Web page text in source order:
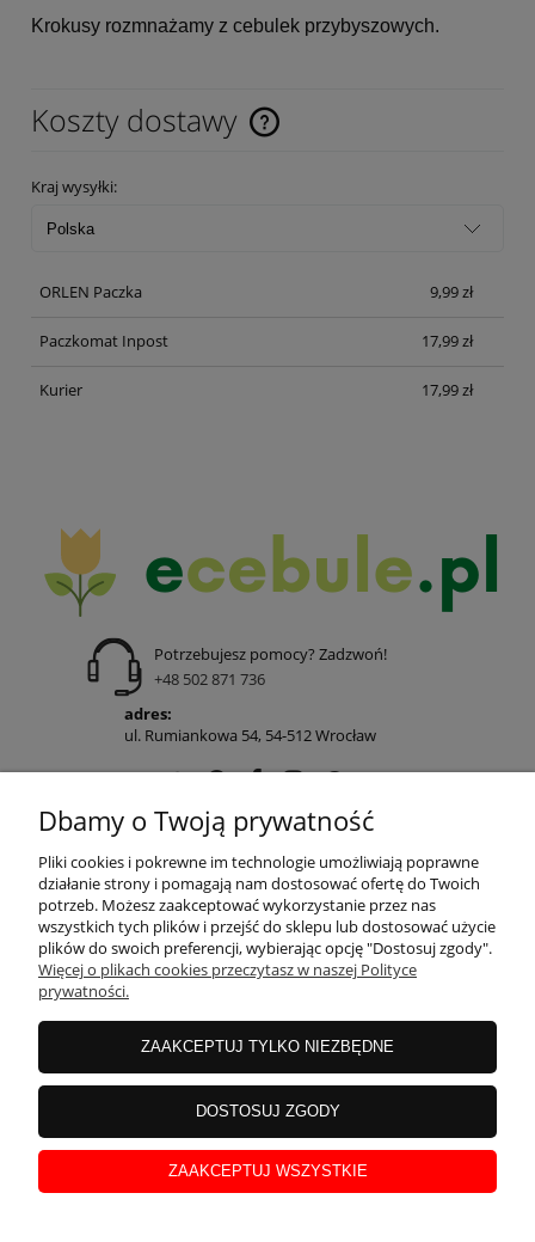
Krokusy rozmnażamy z cebulek przybyszowych.
Koszty dostawy
Cena nie zawiera ewentualnych kosztów płatności
Kraj wysyłki:
ORLEN Paczka 9,99 zł
Paczkomat Inpost 17,99 zł
Kurier 17,99 zł
Potrzebujesz pomocy? Zadzwoń!
+48 502 871 736
adres:
ul. Rumiankowa 54, 54-512 Wrocław
POMOC
MOJE KONTO
PŁATNOŚCI I DOSTAWA
INFORMACJE
O NAS
Dbamy o Twoją prywatność
Pliki cookies i pokrewne im technologie umożliwiają poprawne
działanie strony i pomagają nam dostosować ofertę do Twoich
potrzeb. Możesz zaakceptować wykorzystanie przez nas
wszystkich tych plików i przejść do sklepu lub dostosować użycie
plików do swoich preferencji, wybierając opcję "Dostosuj zgody".
Więcej o plikach cookies przeczytasz w naszej Polityce
prywatności.
ZAAKCEPTUJ TYLKO NIEZBĘDNE
DOSTOSUJ ZGODY
ZAAKCEPTUJ WSZYSTKIE